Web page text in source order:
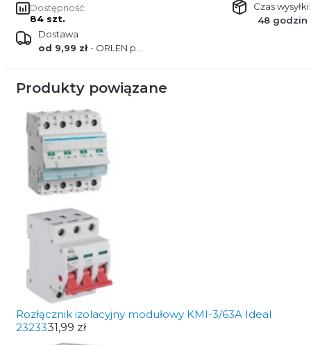
Dostępność:
84 szt.
Czas wysyłki:
48 godzin
Dostawa
od 9,99 zł- ORLEN paczka
Produkty powiązane
Rozłącznik izolacyjny modułowy KMI-3/63A Ideal
2323331,99 zł